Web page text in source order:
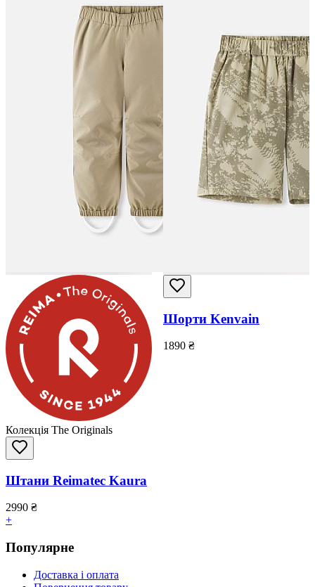
Колекція The Originals
Штани Reimatec Kaura
2990 ₴
+
Шорти Kenvain
1890 ₴
Популярне
Доставка і оплата